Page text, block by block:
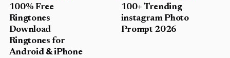
100% Free
Ringtones
Download
Ringtones for
Android & iPhone
100+ Trending
instagram Photo
Prompt 2026